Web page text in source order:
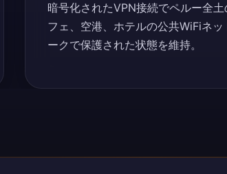
暗号化されたVPN接続でペルー全土
フェ、空港、ホテルの公共WiFiネッ
ークで保護された状態を維持。